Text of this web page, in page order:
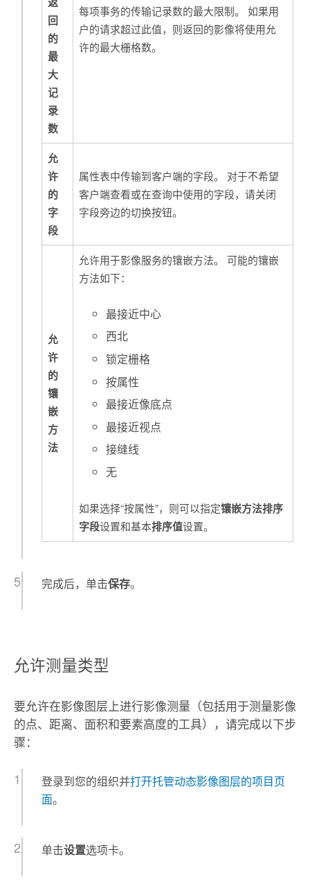
回
的
最
大
记
录
数
每项事务的传输记录数的最大限制。 如果用
户的请求超过此值，则返回的影像将使用允
许的最大栅格数。
允
许
的
字
段
属性表中传输到客户端的字段。 对于不希望
客户端查看或在查询中使用的字段，请关闭
字段旁边的切换按钮。
允
许
的
镶
嵌
方
法
允许用于影像服务的镶嵌方法。 可能的镶嵌
方法如下：
最接近中心
西北
锁定栅格
按属性
最接近像底点
最接近视点
接缝线
无
如果选择“按属性”，则可以指定镶嵌方法排序
字段设置和基本排序值设置。
完成后，单击保存。
允许测量类型
要允许在影像图层上进行影像测量（包括用于测量影像
的点、距离、面积和要素高度的工具），请完成以下步
骤：
登录到您的组织并打开托管动态影像图层的项目页
面。
单击设置选项卡。